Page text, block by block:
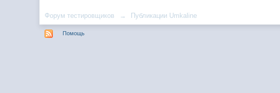
Форум тестировщиков → Публикации Umkaline
Помощь